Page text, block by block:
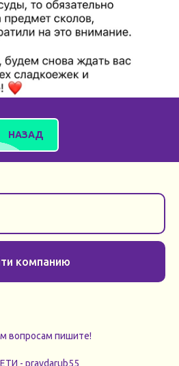
НАЗАД
компанию
вопросам пишите!
- pravdarub55